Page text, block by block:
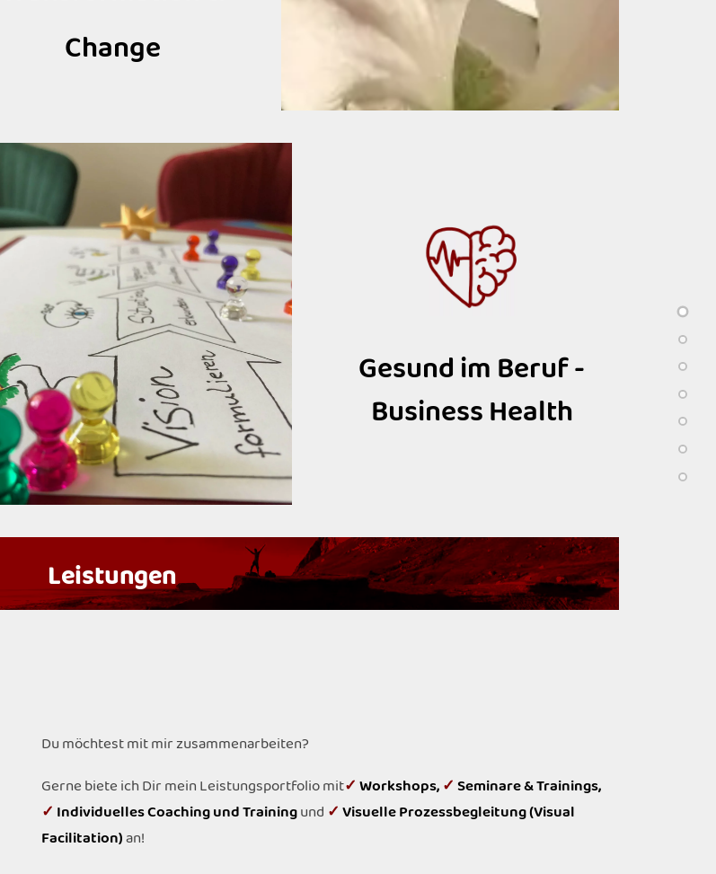
Change
Gesund im Beruf -
Business Health
Leistungen
Du möchtest mit mir zusammenarbeiten?
Gerne biete ich Dir mein Leistungsportfolio mit✓Workshops,✓Seminare & Trainings,
✓ Individuelles Coaching und Trainingund ✓Visuelle Prozessbegleitung (Visual
Facilitation)an!